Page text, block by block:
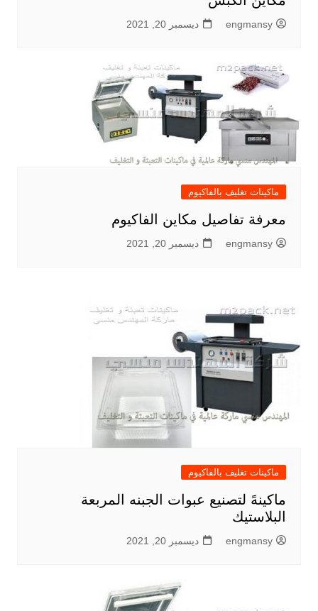
engmansy ديسمبر 20, 2021
ماكينات تغليف بالفاكيوم
معرفة تفاصيل مكاين الفاكيوم
engmansy ديسمبر 20, 2021
ماكينات تغليف بالفاكيوم
ماكينهً لتصنيع عبوات الجبنه المربعة
البلاستيك
engmansy ديسمبر 20, 2021